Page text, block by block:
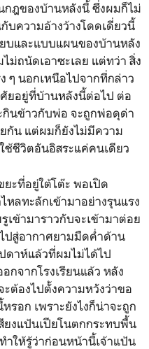
กฎของบ้านหลังนี้ ซึ่งผมก็ไม่
บความอ้างว้างโดดเดี่ยวนี้
บและแบบแผนของบ้านหลัง
ม่ถนัดเอาซะเลย แต่ทว่า สิ่ง
ๆ นอกเหนือไปจากที่กล่าว
ยอยู่ที่บ้านหลังนี้ต่อไป ต่อ
นข้าวกับพ่อ จะถูกพ่อดุด่า
ยกัน แต่ผมก็ยังไม่มีความ
ชีวิตอันอิสระแค่คนเดียว
ะที่อยู่ใต้โต๊ะ พอเปิด
ลทะลักเข้ามาอย่างรุนแรง
ข้ามาราวกับจะเข้ามาต่อย
ปสู่อากาศยามมืดค่ำด้าน
ดาห์แล้วที่ผมไม่ได้ไป
กจากโรงเรียนแล้ว หลัง
ต้องไปตั้งความหวังว่าขอ
รอก เพราะยังไงก็น่าจะถูก
ยงแป้นเปียโนตกกระทบพื้น
ให้รู้ว่าก่อนหน้านี้เจ้าแป้น